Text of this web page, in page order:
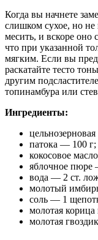
Когда вы начнете
слишком сухое, но
месить, и вскоре оно
что при указанной
мягким. Если вы
раскатайте тесто
другим
топинамбура или
Ингредиенты:
патока — 100 г;
кокосовое
яблочное пюре
вода — 2 ст.
молотый
соль — 1
молотая корица
молотая